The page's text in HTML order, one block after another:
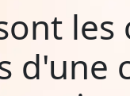
les
d'une